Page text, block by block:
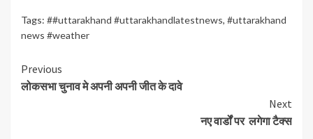
Tags: ##uttarakhand #uttarakhandlatestnews, #uttarakhand
news #weather
Continue
Reading
Previous
लोकसभा चुनाव मे अपनी अपनी जीत के दावे
Next
नए वार्डों पर लगेगा टैक्स